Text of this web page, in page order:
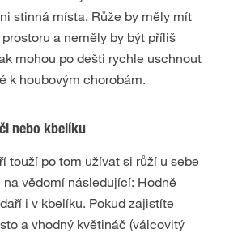
stinná místa. Růže by měly mít
a neměly by být příliš
mohou po dešti rychle uschnout
k houbovým chorobám.
nebo kbelíku
touží po tom užívat si růží u sebe
vědomí následující: Hodně
i v kbelíku. Pokud zajistíte
a vhodný květináč (válcovitý